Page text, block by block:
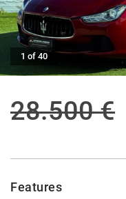
AFTER SALES ASSISTANCE
CONTACTS
NEWS
1 of 40
28.500 €
Features
offer
the
functionalities
and
carry
out
activities
described
obtain
information